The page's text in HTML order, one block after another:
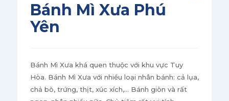
Bánh Mì Xưa Phú
Yên
Bánh Mì Xưa khá quen thuộc với khu vực Tuy
Hòa. Bánh Mì Xưa với nhiều loại nhân bánh: cả lụa,
chả bò, trứng, thịt, xúc xích,... Bánh giòn và rất